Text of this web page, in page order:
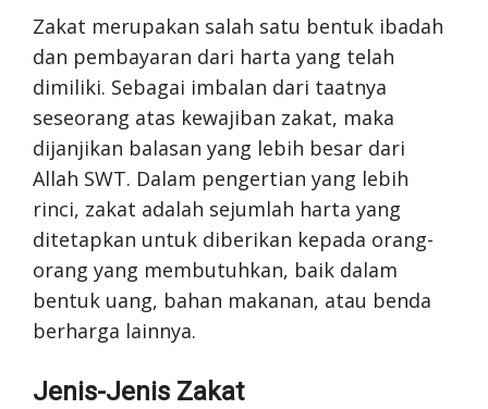
Zakat merupakan salah satu bentuk ibadah
dan pembayaran dari harta yang telah
dimiliki. Sebagai imbalan dari taatnya
seseorang atas kewajiban zakat, maka
dijanjikan balasan yang lebih besar dari
Allah SWT. Dalam pengertian yang lebih
rinci, zakat adalah sejumlah harta yang
ditetapkan untuk diberikan kepada orang-
orang yang membutuhkan, baik dalam
bentuk uang, bahan makanan, atau benda
berharga lainnya.
Jenis-Jenis Zakat